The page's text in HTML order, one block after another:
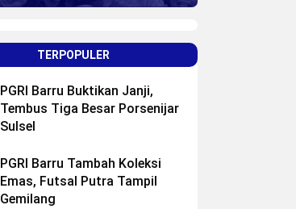
TERPOPULER
PGRI Barru Buktikan Janji,
Tembus Tiga Besar Porsenijar
Sulsel
PGRI Barru Tambah Koleksi
Emas, Futsal Putra Tampil
Gemilang